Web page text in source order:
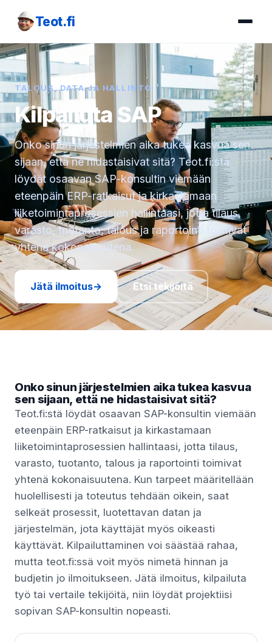
Teot.fi
TALOUS, DATA JA HALLINTO
Kilpailuta SAP
Onko sinun järjestelmien aika tukea kasvua sen
sijaan, että ne hidastaisivat sitä? Teot.fi:stä
löydät osaavan SAP-konsultin viemään
eteenpäin ERP-ratkaisut ja kirkastamaan
liiketoimintaprosessien hallintaasi, jotta tilaus,
varasto, tuotanto, talous ja raportointi toimivat
yhtenä kokonaisuutena.
Jätä ilmoitus→ Etsi tekijöitä
Onko sinun järjestelmien aika tukea kasvua
sen sijaan, että ne hidastaisivat sitä?
Teot.fi:stä löydät osaavan SAP-konsultin viemään
eteenpäin ERP-ratkaisut ja kirkastamaan
liiketoimintaprosessien hallintaasi, jotta tilaus,
varasto, tuotanto, talous ja raportointi toimivat
yhtenä kokonaisuutena. Kun tarpeet määritellään
huolellisesti ja toteutus tehdään oikein, saat
selkeät prosessit, luotettavan datan ja
järjestelmän, jota käyttäjät myös oikeasti
käyttävät. Kilpailuttaminen voi säästää rahaa,
mutta teot.fi:ssä voit myös nimetä hinnan ja
budjetin jo ilmoitukseen. Jätä ilmoitus, kilpailuta
työ tai vertaile tekijöitä, niin löydät projektiisi
sopivan SAP-konsultin nopeasti.